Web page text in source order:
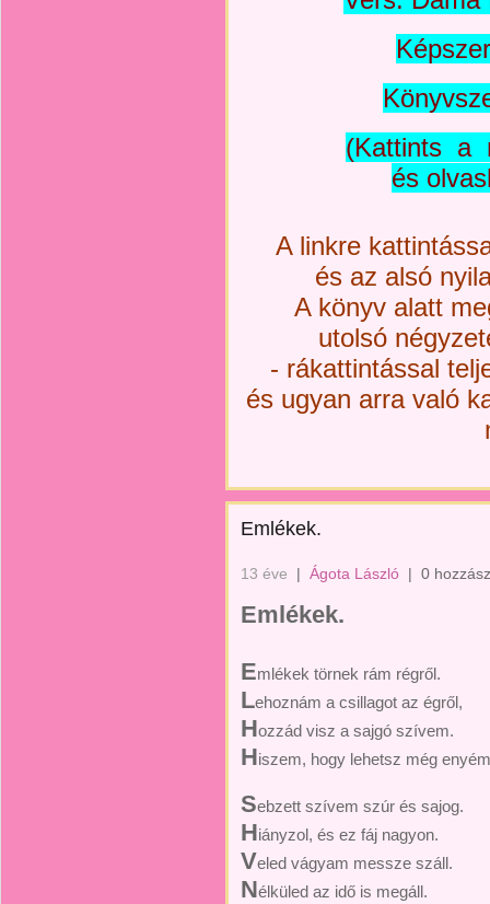
(Kattints a
és
A linkre
és az alsó
A könyv alatt
utolsó
- rákattintással
és ugyan arra való
Emlékek.
13 éve | Ágota László | 0
Emlékek.
Emlékek törnek rám régről.
Lehoznám a csillagot az égről,
Hozzád visz a sajgó szívem.
Hiszem, hogy lehetsz még
Sebzett szívem szúr és sajog.
Hiányzol, és ez fáj nagyon.
Veled vágyam messze száll.
Nélküled az idő is megáll.